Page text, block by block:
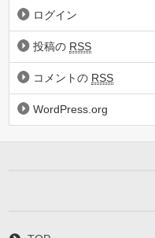
ログイン
投稿の RSS
コメントの RSS
WordPress.org